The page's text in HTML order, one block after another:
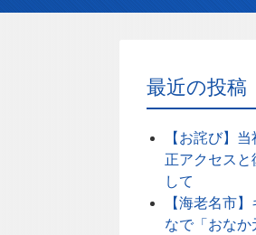
最近の投稿
【お詫び】
正アクセスと
して
【海老名市
なで「おなか